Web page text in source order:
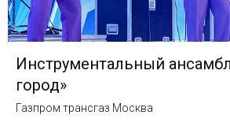
Инструментальный
город»
Газпром трансгаз Москва